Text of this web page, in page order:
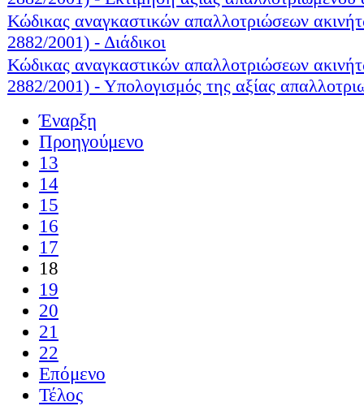
Κώδικας αναγκαστικών απαλλοτριώσεων
2882/2001) - Διάδικοι
Κώδικας αναγκαστικών απαλλοτριώσεων
2882/2001) - Υπολογισμός της αξίας
Έναρξη
Προηγούμενο
13
14
15
16
17
18
19
20
21
22
Επόμενο
Τέλος